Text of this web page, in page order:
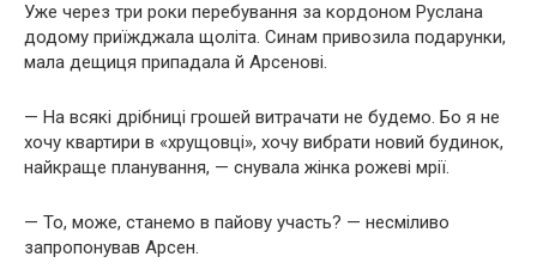
Уже через три роки перебування за кордоном Руслана
додому приїжджала щоліта. Синам привозила подарунки,
мала дещиця припадала й Арсенові.
— На всякі дрібниці грошей витрачати не будемо. Бо я не
хочу квартири в «хрущовці», хочу вибрати новий будинок,
найкраще планування, — снувала жінка рожеві мрії.
— То, може, станемо в пайову участь? — несміливо
запропонував Арсен.